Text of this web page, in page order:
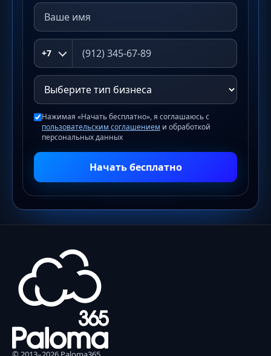
+7
Нажимая «Начать бесплатно», я соглашаюсь с
пользовательским соглашением и обработкой
персональных данных
Начать бесплатно